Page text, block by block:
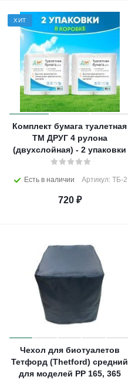
ХИТ
Комплект бумага туалетная
ТМ ДРУГ 4 рулона
(двухслойная) - 2 упаковки
Есть в наличии Артикул: ТБ-2
720₽
Чехол для биотуалетов
Тетфорд (Thetford) средний
для моделей PP 165, 365